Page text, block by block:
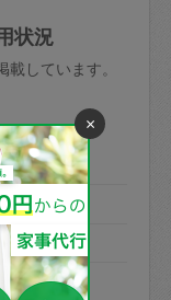
ル＝依頼
開始の場
ンセル料が
頼料金の
頼金額の
なるので
：初めて
けない点
状況
しています。
×